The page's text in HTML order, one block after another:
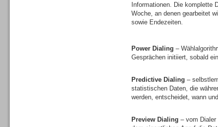
Informationen. Die komplette
Woche, an denen gearbeitet
sowie Endezeiten.
Power Dialing –
Gesprächen initiiert, sobald
Predictive Dialing –
statistischen Daten, die
werden, entscheidet, wann
Preview Dialing – vom Dialer